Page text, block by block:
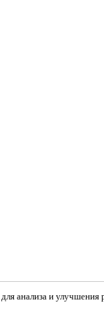
для анализа и улучшения